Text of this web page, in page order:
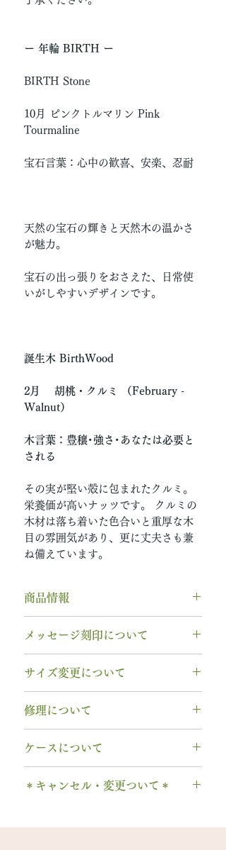
ー 年輪 BIRTH ー
BIRTH Stone
10月 ピンクトルマリン Pink
Tourmaline
宝石言葉：心中の歓喜、安楽、忍耐
天然の宝石の輝きと天然木の温かさ
が魅力。
宝石の出っ張りをおさえた、日常使
いがしやすいデザインです。
誕生木 BirthWood
2月 胡桃・クルミ （February -
Walnut）
木言葉：豊穣･強さ･あなたは必要と
される
その実が堅い殻に包まれたクルミ。
栄養価が高いナッツです。 クルミの
木材は落ち着いた色合いと重厚な木
目の雰囲気があり、更に丈夫さも兼
ね備えています。
商品情報
ド）
石種： 10月 9月 ピンクトルマリ
ン
リング幅：3.0mm
納期： 6〜7週間
石の形 ：ラウンド
当社基準のルースをご用意いたし
メッセージ刻印について
フォント：ブロック体
以下の組み合わせが可能です。
A～Z 英字 大文字のみ（※小文
字は不可です）
0～9 数字
. ドット
サイズ変更について
ません 。
み無料で新品交換
2回目以降のサイズ交換は、（その
時点の販売価格の）50%の価格で
修理について
木部、コーティング修理をご希望
2回目以降は有料になります。
ケースについて
料の装飾ケースのいずれかを選択
有料装飾ケースには、無料の装飾
＊キャンセル・変更ついて＊
や仕様の変更はできません。